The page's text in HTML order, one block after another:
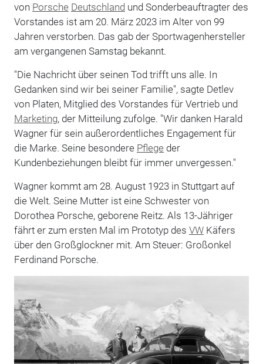
von Porsche Deutschland und Sonderbeauftragter des
Vorstandes ist am 20. März 2023 im Alter von 99
Jahren verstorben. Das gab der Sportwagenhersteller
am vergangenen Samstag bekannt.
"Die Nachricht über seinen Tod trifft uns alle. In
Gedanken sind wir bei seiner Familie", sagte Detlev
von Platen, Mitglied des Vorstandes für Vertrieb und
Marketing, der Mitteilung zufolge. "Wir danken Harald
Wagner für sein außerordentliches Engagement für
die Marke. Seine besondere Pflege der
Kundenbeziehungen bleibt für immer unvergessen."
Wagner kommt am 28. August 1923 in Stuttgart auf
die Welt. Seine Mutter ist eine Schwester von
Dorothea Porsche, geborene Reitz. Als 13-Jähriger
fährt er zum ersten Mal im Prototyp des VWKäfers
über den Großglockner mit. Am Steuer: Großonkel
Ferdinand Porsche.